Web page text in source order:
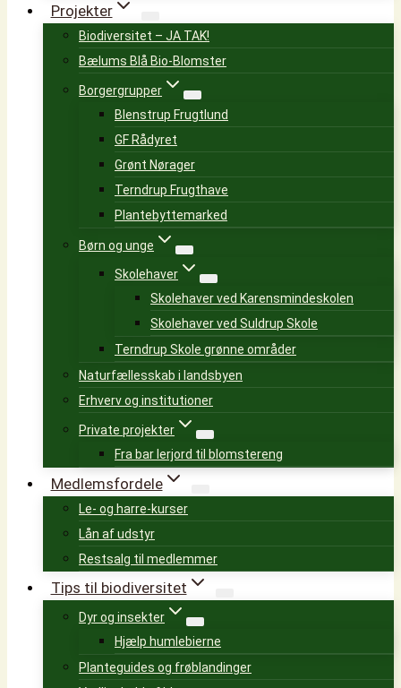
Projekter
Biodiversitet – JA TAK!
Bælums Blå Bio-Blomster
Borgergrupper
Blenstrup Frugtlund
GF Rådyret
Grønt Nørager
Terndrup Frugthave
Plantebyttemarked
Børn og unge
Skolehaver
Skolehaver ved Karensmindeskolen
Skolehaver ved Suldrup Skole
Terndrup Skole grønne områder
Naturfællesskab i landsbyen
Erhverv og institutioner
Private projekter
Fra bar lerjord til blomstereng
Medlemsfordele
Le- og harre-kurser
Lån af udstyr
Restsalg til medlemmer
Tips til biodiversitet
Dyr og insekter
Hjælp humlebierne
Planteguides og frøblandinger